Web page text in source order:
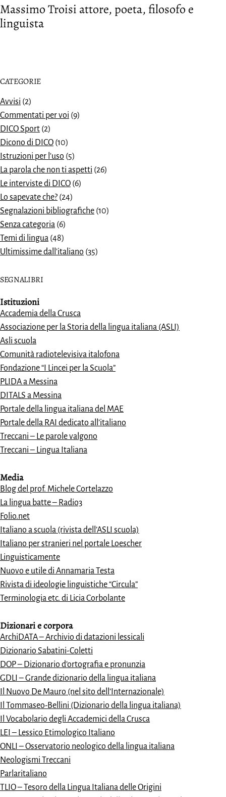
Massimo Troisi attore, poeta, filosofo e
linguista
CATEGORIE
Avvisi (2)
Commentati per voi (9)
DICO Sport (2)
Dicono di DICO (10)
Istruzioni per l'uso (5)
La parola che non ti aspetti (26)
Le interviste di DICO (6)
Lo sapevate che? (24)
Segnalazioni bibliografiche (10)
Senza categoria (6)
Temi di lingua (48)
Ultimissime dall'italiano (35)
SEGNALIBRI
Istituzioni
Accademia della Crusca
Associazione per la Storia della lingua italiana (ASLI)
Asli scuola
Comunità radiotelevisiva italofona
Fondazione “I Lincei per la Scuola”
PLIDA a Messina
DITALS a Messina
Portale della lingua italiana del MAE
Portale della RAI dedicato all’italiano
Treccani – Le parole valgono
Treccani – Lingua Italiana
Media
Blog del prof. Michele Cortelazzo
La lingua batte – Radio3
Folio.net
Italiano a scuola (rivista dell’ASLI scuola)
Italiano per stranieri nel portale Loescher
Linguisticamente
Nuovo e utile di Annamaria Testa
Rivista di ideologie linguistiche “Circula”
Terminologia etc. di Licia Corbolante
Dizionari ecorpora
ArchiDATA – Archivio di datazioni lessicali
Dizionario Sabatini-Coletti
DOP – Dizionario d’ortografia e pronunzia
GDLI – Grande dizionario della lingua italiana
Il Nuovo De Mauro (nel sito dell’Internazionale)
Il Tommaseo-Bellini (Dizionario della lingua italiana)
Il Vocabolario degli Accademici della Crusca
LEI – Lessico Etimologico Italiano
ONLI – Osservatorio neologico della lingua italiana
Neologismi Treccani
Parlaritaliano
TLIO – Tesoro della Lingua Italiana delle Origini